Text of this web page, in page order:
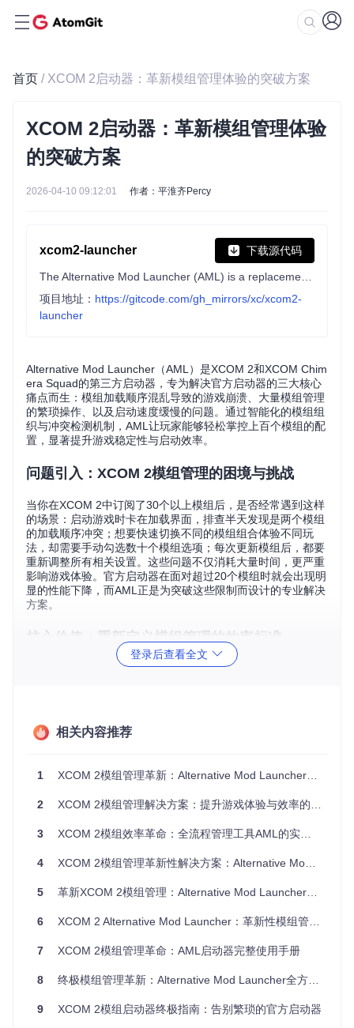
首页 / XCOM 2启动器：革新模组管理体验的突破方案
XCOM 2启动器：革新模组管理体验
的突破方案
2026-04-10 09:12:01 作者：平淮齐Percy
xcom2-launcher 下载源代码
项目地址： https://gitcode.com/gh_mirrors/xc/xcom2-
launcher
Alternative Mod Launcher（AML）是XCOM 2和XCOM Chim
era Squad的第三方启动器，专为解决官方启动器的三大核心
痛点而生：模组加载顺序混乱导致的游戏崩溃、大量模组管理
的繁琐操作、以及启动速度缓慢的问题。通过智能化的模组组
织与冲突检测机制，AML让玩家能够轻松掌控上百个模组的配
置，显著提升游戏稳定性与启动效率。
问题引入：XCOM 2模组管理的困境与挑战
当你在XCOM 2中订阅了30个以上模组后，是否经常遇到这样
的场景：启动游戏时卡在加载界面，排查半天发现是两个模组
的加载顺序冲突；想要快速切换不同的模组组合体验不同玩
法，却需要手动勾选数十个模组选项；每次更新模组后，都要
重新调整所有相关设置。这些问题不仅消耗大量时间，更严重
影响游戏体验。官方启动器在面对超过20个模组时就会出现明
显的性能下降，而AML正是为突破这些限制而设计的专业解决
方案。
核心价值：重新定义模组管理的效率标准
AML通过三大创新功能彻底改变了XCOM 2的模组管理方式。
无需手动修改.ini文件，所有设置变更即时生效并自动备份，避
免了配置错误导致的游戏异常。而内置的冲突检测引擎能够在
潜在风险，并提供基于社区经验的加载顺序建议。
实施路径：从安装到精通的三步进阶指南
环境准备与部署
：在5分钟内完成AML的基础安装与初始配置
方法
：首先确保系统已安装.NET Framework 4.7.2或更高版
本，Steam客户端处于运行状态。通过以下命令克隆项目仓
库：
次运行时，AML会自动扫描Steam工作坊目录和游戏安装路
登录后查看全文
相关内容推荐
1 XCOM 2模组管理革新：Alternative Mod Launcher全攻略
2 XCOM 2模组管理解决方案：提升游戏体验与效率的全方位指南
3 XCOM 2模组效率革命：全流程管理工具AML的实战指南
4 XCOM 2模组管理革新性解决方案：Alternative Mod Launcher效率提升指南
5 革新XCOM 2模组管理：Alternative Mod Launcher重构游戏体验
6 XCOM 2 Alternative Mod Launcher：革新性模组管理的全方位解决方案
7 XCOM 2模组管理革命：AML启动器完整使用手册
8 终极模组管理革新：Alternative Mod Launcher全方位解决方案
9 XCOM 2模组启动器终极指南：告别繁琐的官方启动器